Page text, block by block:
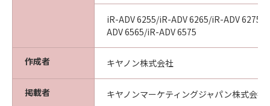
the country where you obtained the
No.027448
iR-ADV 6255/iR-ADV 6265/iR-ADV 6275/
ADV 6565/iR-ADV 6575
作成者 キヤノン株式会社
掲載者 キヤノンマーケティングジャパン株式会社